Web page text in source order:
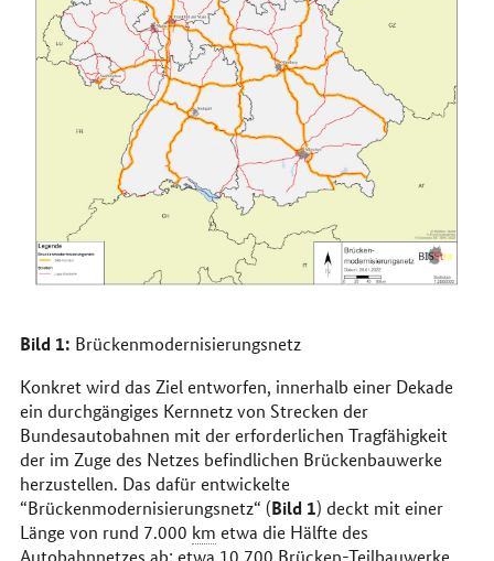
Bild 1: Brückenmodernisierungsnetz
Konkret wird das Ziel entworfen, innerhalb einer Dekade
ein durchgängiges Kernnetz von Strecken der
Bundesautobahnen mit der erforderlichen Tragfähigkeit
der im Zuge des Netzes befindlichen Brückenbauwerke
herzustellen. Das dafür entwickelte
“Brückenmodernisierungsnetz“ (Bild 1) deckt mit einer
Länge von rund 7.000 km etwa die Hälfte des
Autobahnnetzes ab; etwa 10.700 Brücken-Teilbauwerke